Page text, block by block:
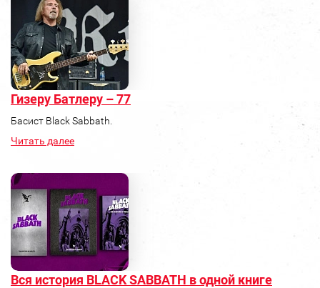
Гизеру Батлеру – 77
Басист Black Sabbath.
Читать далее
Вся история BLACK SABBATH в одной книге